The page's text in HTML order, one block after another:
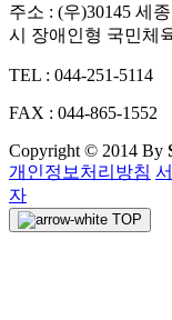
주소 : (우)30145 세
시 장애인형 국민체
TEL : 044-251-5114
FAX : 044-865-1552
Copyright © 2014 By
개인정보처리방침
자
TOP